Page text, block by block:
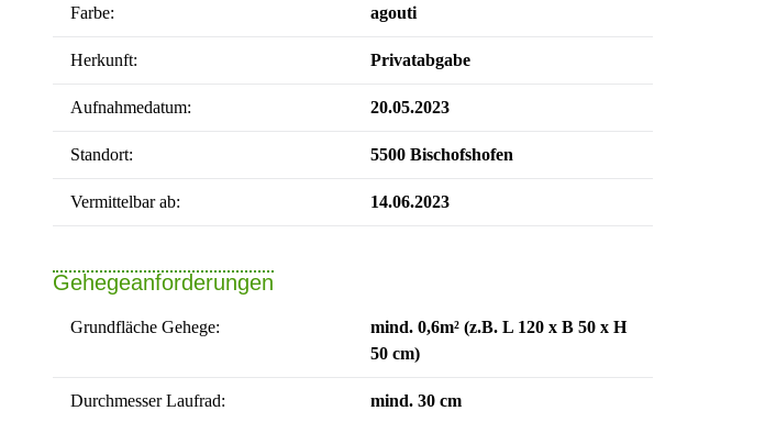
Farbe: agouti
Herkunft: Privatabgabe
Aufnahmedatum: 20.05.2023
Standort: 5500 Bischofshofen
Vermittelbar ab: 14.06.2023
Gehegeanforderungen
Grundfläche Gehege:
mind. 0,6m² (z.B. L 120 x B 50 x H
50 cm)
Durchmesser Laufrad: mind. 30 cm